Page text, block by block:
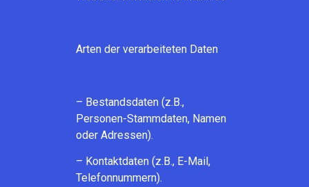
Arten der verarbeiteten Daten
– Bestandsdaten (z.B.,
Personen-Stammdaten, Namen
oder Adressen).
– Kontaktdaten (z.B., E-Mail,
Telefonnummern).